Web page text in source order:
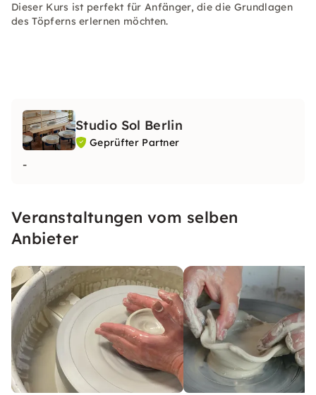
Dieser Kurs ist perfekt für Anfänger, die die Grundlagen
des Töpferns erlernen möchten.
Studio Sol Berlin
Geprüfter Partner
-
Veranstaltungen vom selben
Anbieter